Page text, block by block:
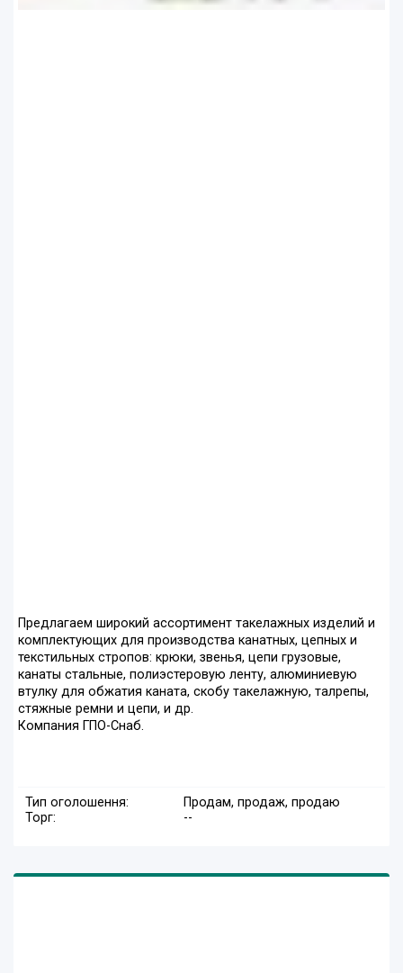
Предлагаем широкий ассортимент такелажных изделий и
комплектующих для производства канатных, цепных и
текстильных стропов: крюки, звенья, цепи грузовые,
канаты стальные, полиэстеровую ленту, алюминиевую
втулку для обжатия каната, скобу такелажную, талрепы,
стяжные ремни и цепи, и др.
Компания ГПО-Снаб.
Тип оголошення:
Продам, продаж, продаю
Торг:
--